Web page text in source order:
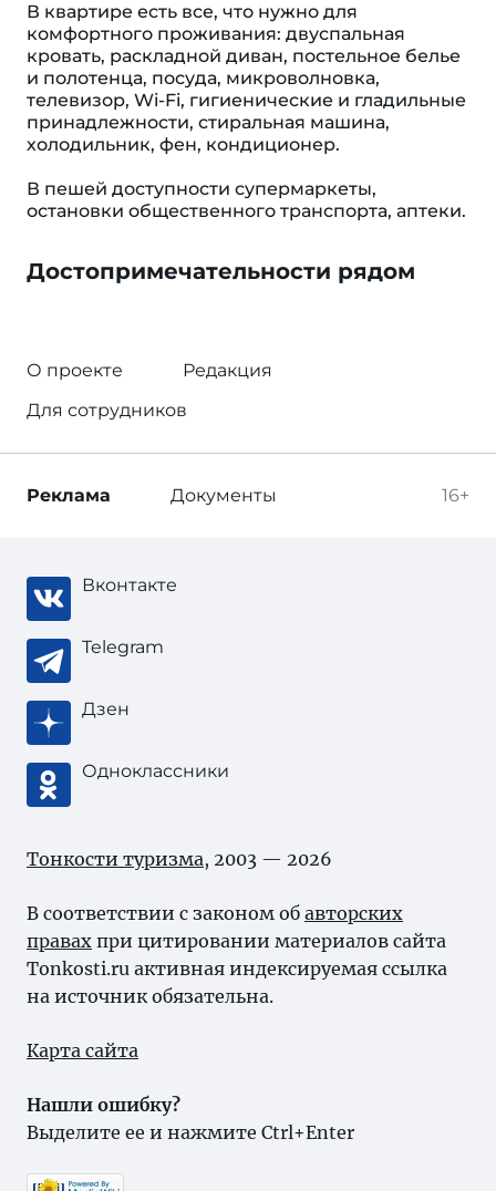
В квартире есть все, что нужно для
комфортного проживания: двуспальная
кровать, раскладной диван, постельное белье
и полотенца, посуда, микроволновка,
телевизор, Wi-Fi, гигиенические и гладильные
принадлежности, стиральная машина,
холодильник, фен, кондиционер.
В пешей доступности супермаркеты,
остановки общественного транспорта, аптеки.
Достопримечательности рядом
О проекте
Редакция
Для сотрудников
16+
Реклама Документы
Вконтакте
Telegram
Дзен
Одноклассники
Тонкости туризма, 2003 — 2026
В соответствии с законом об авторских
правах при цитировании материалов сайта
Tonkosti.ru активная индексируемая ссылка
на источник обязательна.
Карта сайта
Нашли ошибку?
Выделите ее и нажмите Ctrl+Enter